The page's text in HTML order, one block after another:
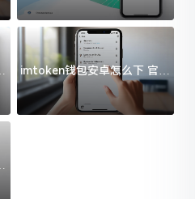
imtoken钱包安卓怎么下 官方
渠道避坑指南